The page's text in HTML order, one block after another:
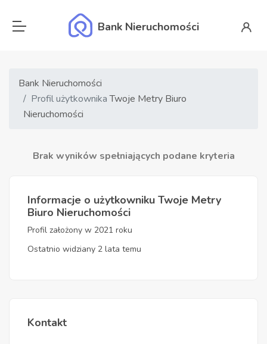
Bank Nieruchomości
Bank Nieruchomości
Profil użytkownikaTwoje Metry Biuro
Nieruchomości
Brak wyników spełniających podane kryteria
Informacje o użytkowniku Twoje Metry
Biuro Nieruchomości
Profil założony w 2021 roku
Ostatnio widziany 2 lata temu
Kontakt